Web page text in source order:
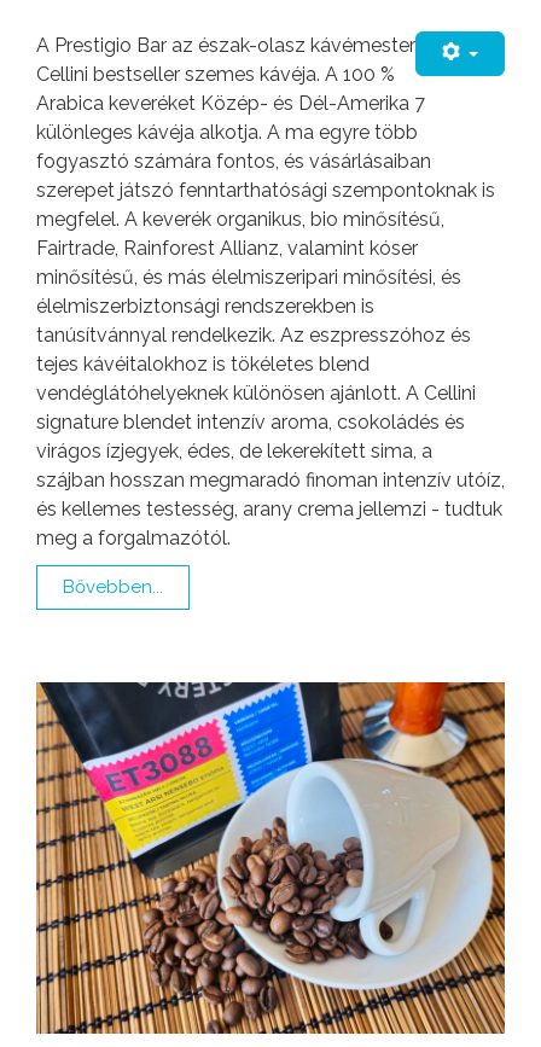
A Prestigio Bar az észak-olasz kávémester
Cellini bestseller szemes kávéja. A 100 %
Arabica keveréket Közép- és Dél-Amerika 7
különleges kávéja alkotja. A ma egyre több
fogyasztó számára fontos, és vásárlásaiban
szerepet játszó fenntarthatósági szempontoknak is
megfelel. A keverék organikus, bio minősítésű,
Fairtrade, Rainforest Allianz, valamint kóser
minősítésű, és más élelmiszeripari minősítési, és
élelmiszerbiztonsági rendszerekben is
tanúsítvánnyal rendelkezik. Az eszpresszóhoz és
tejes kávéitalokhoz is tökéletes blend
vendéglátóhelyeknek különösen ajánlott. A Cellini
signature blendet intenzív aroma, csokoládés és
virágos ízjegyek, édes, de lekerekített sima, a
szájban hosszan megmaradó finoman intenzív utóíz,
és kellemes testesség, arany crema jellemzi - tudtuk
meg a forgalmazótól.
Bővebben...